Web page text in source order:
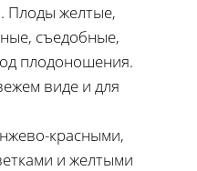
Плоды желтые,
съедобные,
плодоношения.
виде и для
красными,
и желтыми